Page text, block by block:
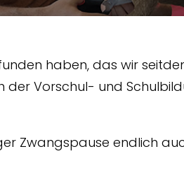
haben, das wir
der Vorschul- und
Zwangspause endlich